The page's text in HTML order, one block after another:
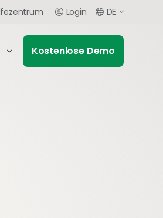
Login DE
Kostenlose Demo